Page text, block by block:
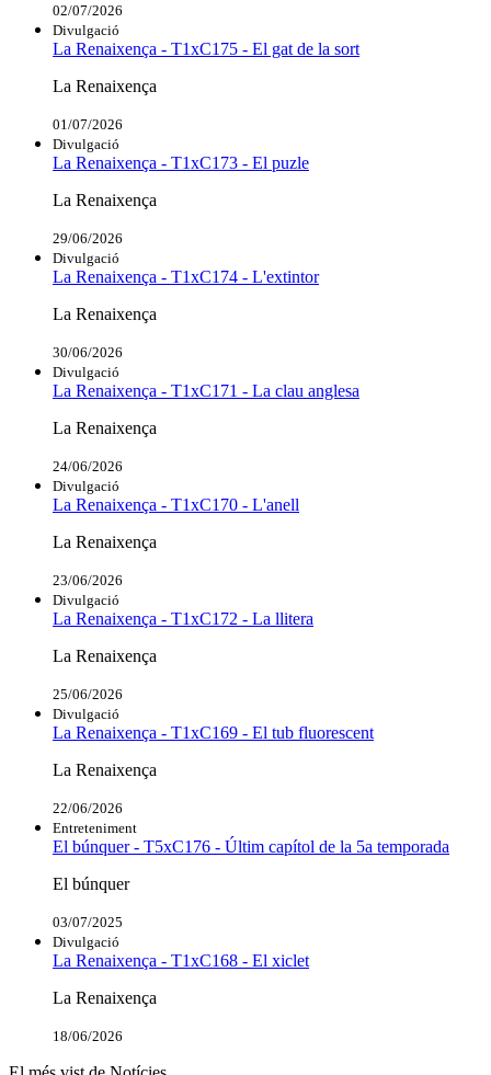
02/07/2026
Divulgació
La Renaixença - T1xC175 - El gat de la sort
La Renaixença
01/07/2026
Divulgació
La Renaixença - T1xC173 - El puzle
La Renaixença
29/06/2026
Divulgació
La Renaixença - T1xC174 - L'extintor
La Renaixença
30/06/2026
Divulgació
La Renaixença - T1xC171 - La clau anglesa
La Renaixença
24/06/2026
Divulgació
La Renaixença - T1xC170 - L'anell
La Renaixença
23/06/2026
Divulgació
La Renaixença - T1xC172 - La llitera
La Renaixença
25/06/2026
Divulgació
La Renaixença - T1xC169 - El tub fluorescent
La Renaixença
22/06/2026
Entreteniment
El búnquer - T5xC176 - Últim capítol de la 5a temporada
El búnquer
03/07/2025
Divulgació
La Renaixença - T1xC168 - El xiclet
La Renaixença
18/06/2026